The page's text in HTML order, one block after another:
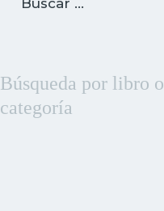
Búsqueda por libro o
categoría